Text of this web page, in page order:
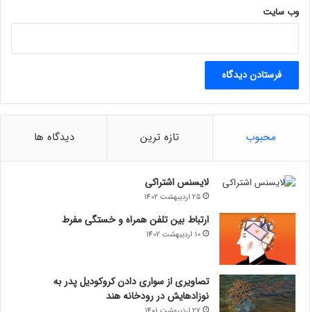
وب‌ سایت
محبوب تازه ترین دیدگاه ها
لایسنس اشتراکی
25 اردیبهشت 1402
ارتباط بین تلفن همراه و خستگی مفرط
10 اردیبهشت 1402
تصاویری از سواری دادن کروکودیل پدر به
نوزادهایش در رودخانه هند